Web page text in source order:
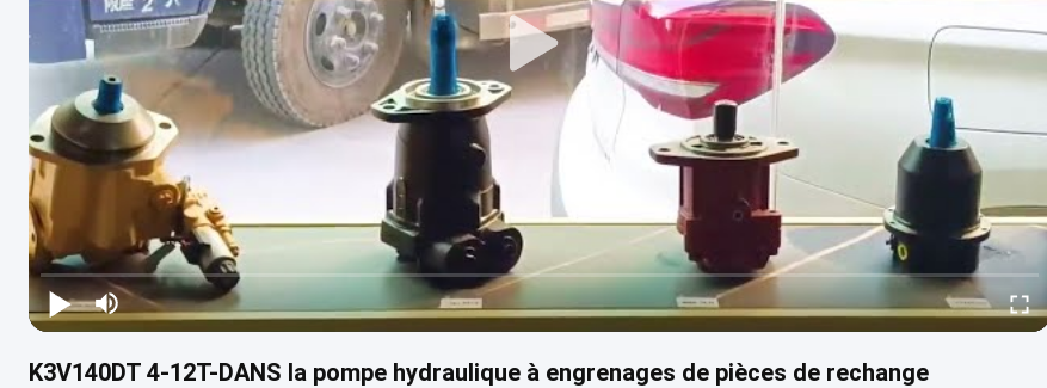
K3V140DT 4-12T-DANS la pompe hydraulique à engrenages de pièces de rechange